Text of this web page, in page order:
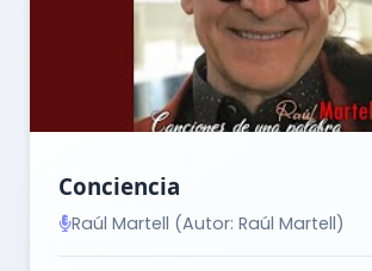
Conciencia
Raúl Martell (Autor: Raúl Martell)